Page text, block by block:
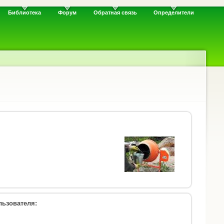
Библиотека Форум Обратная связь Определители